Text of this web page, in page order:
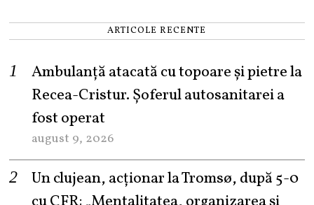
ARTICOLE RECENTE
Ambulanță atacată cu topoare și pietre la
Recea-Cristur. Șoferul autosanitarei a
fost operat
august 9, 2026
Un clujean, acționar la Tromsø, după 5-0